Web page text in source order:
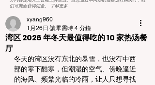
们可能会获得佣金。
了解更多
湾区 2026 年冬天最值得吃的 10 家热汤餐
厅
xyang960
1月26日 讀畢需時 4 分鐘
冬天的湾区没有东北的暴雪，也没有中西
部的零下酷寒，但潮湿的空气、傍晚逼近
的海风、频繁光临的冷雨，让人只想寻找